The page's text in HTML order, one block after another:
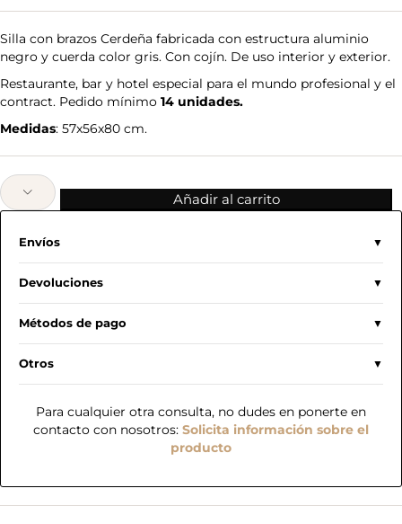
Silla con brazos Cerdeña fabricada con estructura aluminio
negro y cuerda color gris. Con cojín. De uso interior y exterior.
Restaurante, bar y hotel especial para el mundo profesional y el
contract. Pedido mínimo 14 unidades.
Medidas: 57x56x80 cm.
Añadir al carrito
Envíos
Devoluciones
Métodos de pago
Otros
Para cualquier otra consulta, no dudes en ponerte en
contacto con nosotros: Solicita información sobre el
producto